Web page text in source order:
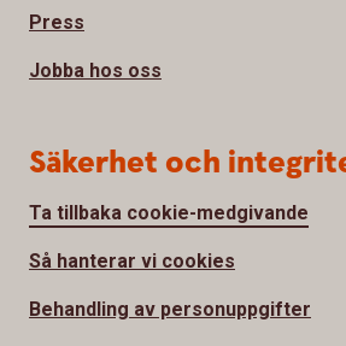
Press
Jobba hos oss
Säkerhet och
Ta tillbaka cookie-medgivande
Så hanterar vi cookies
Behandling av personuppgifter